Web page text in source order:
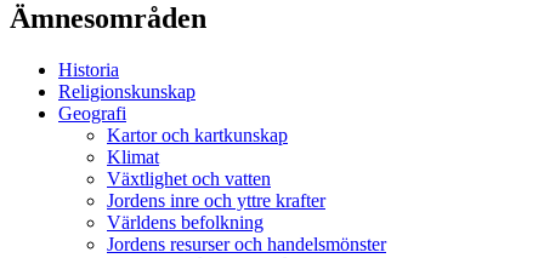
Ämnesområden
Historia
Religionskunskap
Geografi
Kartor och kartkunskap
Klimat
Växtlighet och vatten
Jordens inre och yttre krafter
Världens befolkning
Jordens resurser och handelsmönster